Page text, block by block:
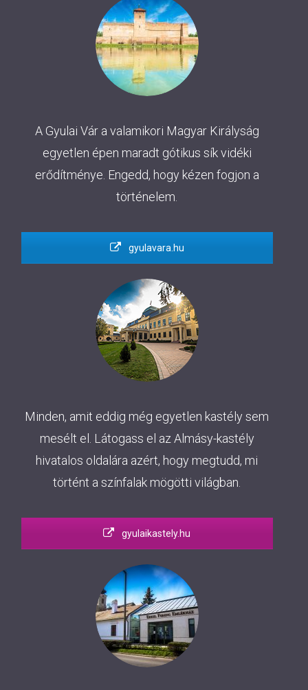
A Gyulai Vár a valamikori Magyar Királyság
egyetlen épen maradt gótikus sík vidéki
erődítménye. Engedd, hogy kézen fogjon a
történelem.
gyulavara.hu
Minden, amit eddig még egyetlen kastély sem
mesélt el. Látogass el az Almásy-kastély
hivatalos oldalára azért, hogy megtudd, mi
történt a színfalak mögötti világban.
gyulaikastely.hu